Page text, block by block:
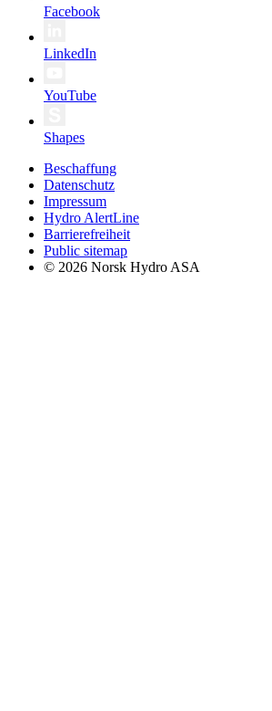
Facebook
LinkedIn
YouTube
Shapes
Beschaffung
Datenschutz
Impressum
Hydro AlertLine
Barrierefreiheit
Public sitemap
© 2026 Norsk Hydro ASA